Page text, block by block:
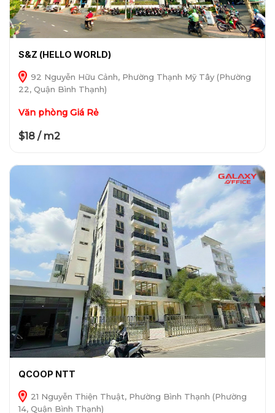
S&Z (HELLO WORLD)
92 Nguyễn Hữu Cảnh, Phường Thạnh Mỹ Tây (Phường
22, Quận Bình Thạnh)
Văn phòng Giá Rẻ
$18 / m2
QCOOP NTT
21 Nguyễn Thiện Thuật, Phường Bình Thạnh (Phường
14, Quận Bình Thạnh)